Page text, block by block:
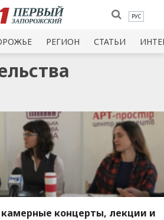
РУС
РЕГИОН СТАТЬИ
концерты, лекции и